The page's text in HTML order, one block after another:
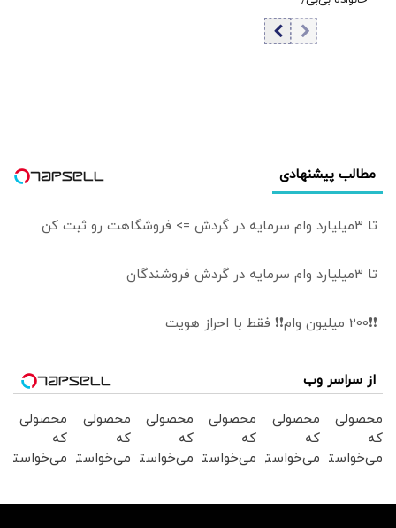
توهین به مسئولان
زمینه‌ساز طمع
دشمنان است
افشاگری علیه ساره
نتانیاهو پای او را به
مطالب پیشنهادی
تا 3میلیارد وام سرمایه در گردش => فروشگاهت رو ثبت کن
تا 3میلیارد وام سرمایه در گردش فروشندگان
❗❗200 میلیون وام❗❗ فقط با احراز هویت
از سراسر وب
محصولی
که
می‌خواستی
محصولی
که
می‌خواستی
محصولی
که
می‌خواستی
محصولی
که
می‌خواستی
محصولی
که
می‌خواستی
محصولی
که
می‌خواستی